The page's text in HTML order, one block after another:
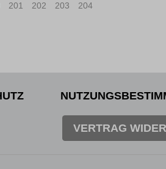
201 202 203 204
VERTRAG